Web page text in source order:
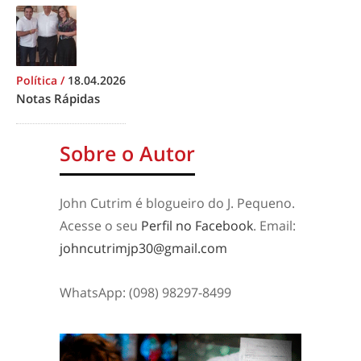
Política / 18.04.2026
Notas Rápidas
Sobre o Autor
John Cutrim é blogueiro do J. Pequeno.
Acesse o seu Perfil no Facebook. Email:
johncutrimjp30@gmail.com
WhatsApp: (098) 98297-8499